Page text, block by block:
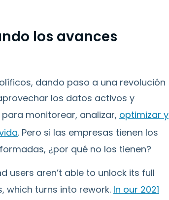
los avances
dando paso a una revolución
los datos activos y
monitorear, analizar, optimizar y
. Pero si las empresas tienen los
¿por qué no los tienen?
users aren’t able to unlock its full
which turns into rework. In our 2021